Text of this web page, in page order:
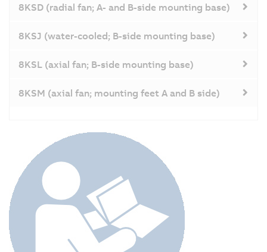
8KSD (radial fan; A- and B-side mounting base)
8KSJ (water-cooled; B-side mounting base)
8KSL (axial fan; B-side mounting base)
8KSM (axial fan; mounting feet A and B side)